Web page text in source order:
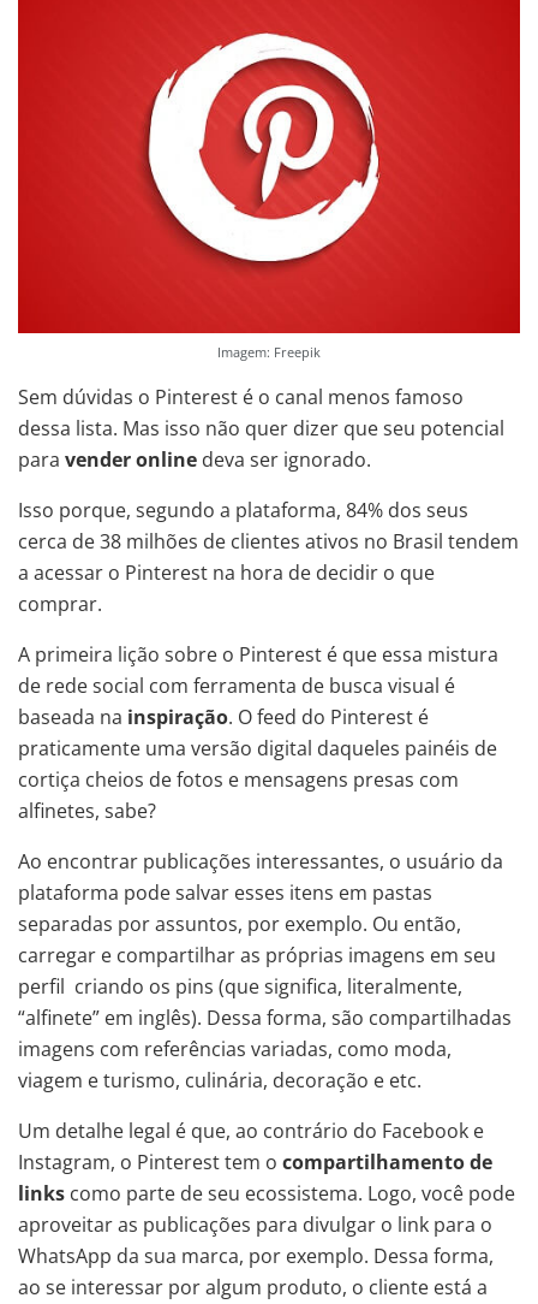
Imagem: Freepik
Sem dúvidas o Pinterest é o canal menos famoso
dessa lista. Mas isso não quer dizer que seu potencial
para vender online deva ser ignorado.
Isso porque, segundo a plataforma, 84% dos seus
cerca de 38 milhões de clientes ativos no Brasil tendem
a acessar o Pinterest na hora de decidir o que
comprar.
A primeira lição sobre o Pinterest é que essa mistura
de rede social com ferramenta de busca visual é
baseada na inspiração. O feed do Pinterest é
praticamente uma versão digital daqueles painéis de
cortiça cheios de fotos e mensagens presas com
alfinetes, sabe?
Ao encontrar publicações interessantes, o usuário da
plataforma pode salvar esses itens em pastas
separadas por assuntos, por exemplo. Ou então,
carregar e compartilhar as próprias imagens em seu
perfil criando os pins (que significa, literalmente,
“alfinete” em inglês). Dessa forma, são compartilhadas
imagens com referências variadas, como moda,
viagem e turismo, culinária, decoração e etc.
Um detalhe legal é que, ao contrário do Facebook e
Instagram, o Pinterest tem o compartilhamento de
links como parte de seu ecossistema. Logo, você pode
aproveitar as publicações para divulgar o link para o
WhatsApp da sua marca, por exemplo. Dessa forma,
ao se interessar por algum produto, o cliente está a